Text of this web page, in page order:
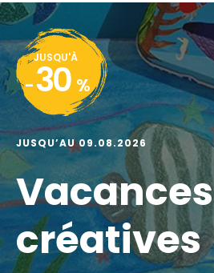
JUSQU'À
- 30 %
JUSQU’AU 09.08.2026
Vacances
créatives